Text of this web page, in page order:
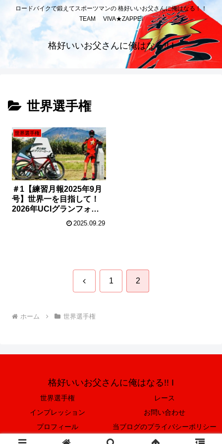
ロードバイクで鍛えてスポーツマンの 格好いいお父さんに俺はなる！！
TEAM VIVA★ZAPPEI
格好いいお父さんに俺はなる!! I
世界選手権
世界選手権
＃1【練習月報2025年9月
号】世界一を目指して！
2026年UCIグランフォン
ド世界選手権（55〜59歳
クラス）世界一への挑
2025.09.29
前 1 2
ホーム 世界選手権
格好いいお父さんに俺はなる!! I
世界選手権
レース
インプレッション
お問い合わせ
プロフィール
当ブログのプライバシーポリシー